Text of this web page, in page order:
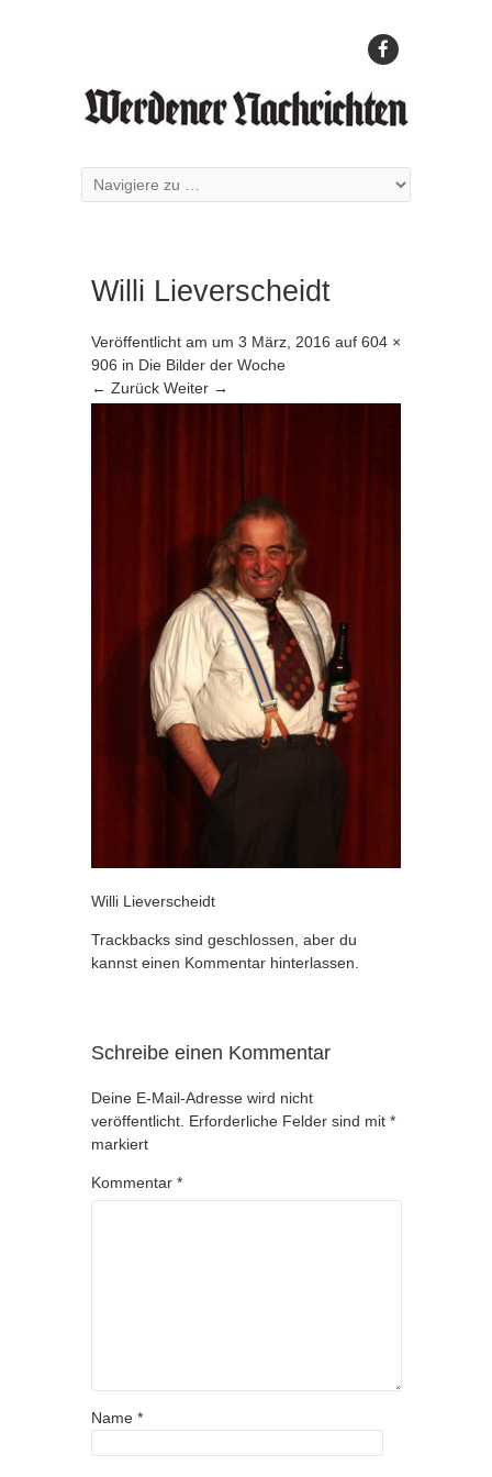
Willi Lieverscheidt
Veröffentlicht am um 3 März, 2016 auf 604 ×
906 in Die Bilder der Woche
← Zurück Weiter →
Willi Lieverscheidt
Trackbacks sind geschlossen, aber du
kannst einen Kommentar hinterlassen
Schreibe einen Kommentar
Deine E-Mail-Adresse wird nicht
veröffentlicht. Erforderliche Felder sind mit *
markiert
Kommentar *
Name *